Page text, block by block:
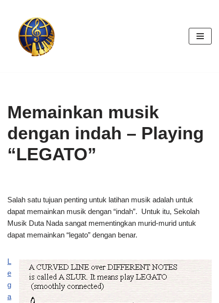
Skip
content
Memainkan musik
dengan indah – Playing
“LEGATO”
Salah satu tujuan penting untuk latihan musik adalah untuk
dapat memainkan musik dengan “indah”. Untuk itu, Sekolah
Musik Duta Nada sangat mementingkan murid-murid untuk
dapat memainkan “legato” dengan benar.
L
e
g
a